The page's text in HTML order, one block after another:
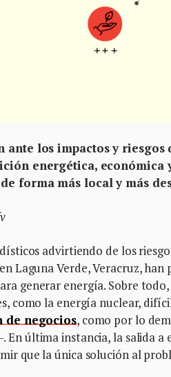
ante los impactos y
energética, económica
forma más local y más
advirtiendo de los
Laguna Verde, Veracruz,
generar energía. Sobre
como la energía nuclear,
de negocios, como por lo
En última instancia, la salida a
que la única solución al